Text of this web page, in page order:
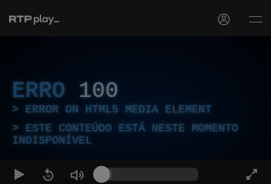
ERRO 100
ERROR ON HTML5 MEDIA ELEMENT
ESTE CONTEÚDO ESTÁ NESTE MOMENTO
INDISPONÍVEL